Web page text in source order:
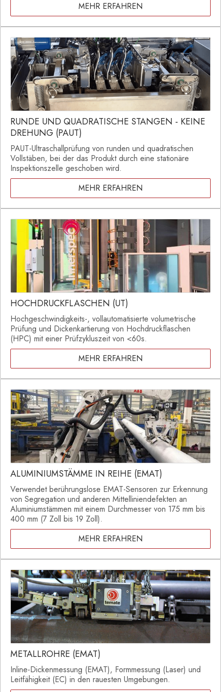
MEHR ERFAHREN
RUNDE UND QUADRATISCHE STANGEN - KEINE
DREHUNG (PAUT)
PAUT-Ultraschallprüfung von runden und quadratischen
Vollstäben, bei der das Produkt durch eine stationäre
Inspektionszelle geschoben wird.
MEHR ERFAHREN
HOCHDRUCKFLASCHEN (UT)
Hochgeschwindigkeits-, vollautomatisierte volumetrische
Prüfung und Dickenkartierung von Hochdruckflaschen
(HPC) mit einer Prüfzykluszeit von <60s.
MEHR ERFAHREN
ALUMINIUMSTÄMME IN REIHE (EMAT)
Verwendet berührungslose EMAT-Sensoren zur Erkennung
von Segregation und anderen Mittelliniendefekten an
Aluminiumstämmen mit einem Durchmesser von 175 mm bis
400 mm (7 Zoll bis 19 Zoll).
MEHR ERFAHREN
METALLROHRE (EMAT)
Inline-Dickenmessung (EMAT), Formmessung (Laser) und
Leitfähigkeit (EC) in den rauesten Umgebungen.